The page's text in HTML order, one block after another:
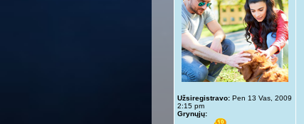
Užsiregistravo: Pen 13 Vas, 2009
2:15 pm
Grynųjų: